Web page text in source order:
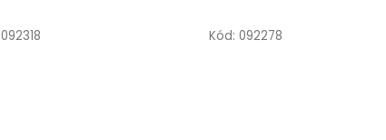
092318 Kód: 092278